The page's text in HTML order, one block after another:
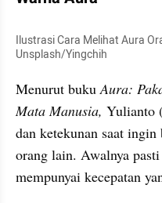
Ilustrasi Cara Melihat Aura
Unsplash/Yingchih
Menurut buku Aura:
Mata Manusia, Yulianto
dan ketekunan saat
orang lain. Awalnya
mempunyai kecepatan